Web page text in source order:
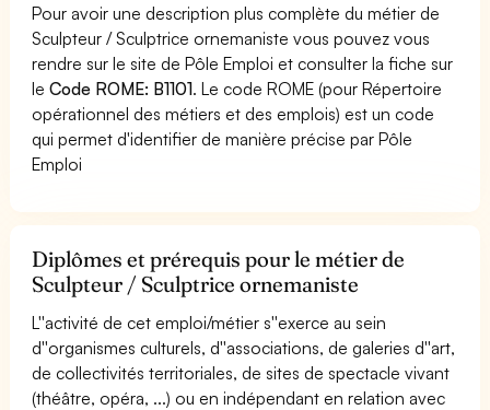
Pour avoir une description plus complète du métier de
Sculpteur / Sculptrice ornemaniste vous pouvez vous
rendre sur le site de Pôle Emploi et consulter la fiche sur
leCode ROME: B1101. Le code ROME (pour Répertoire
opérationnel des métiers et des emplois) est un code
qui permet d'identifier de manière précise par Pôle
Emploi
Diplômes et prérequis pour le métier de
Sculpteur / Sculptrice ornemaniste
L''activité de cet emploi/métier s''exerce au sein
d''organismes culturels, d''associations, de galeries d''art,
de collectivités territoriales, de sites de spectacle vivant
(théâtre, opéra, ...) ou en indépendant en relation avec